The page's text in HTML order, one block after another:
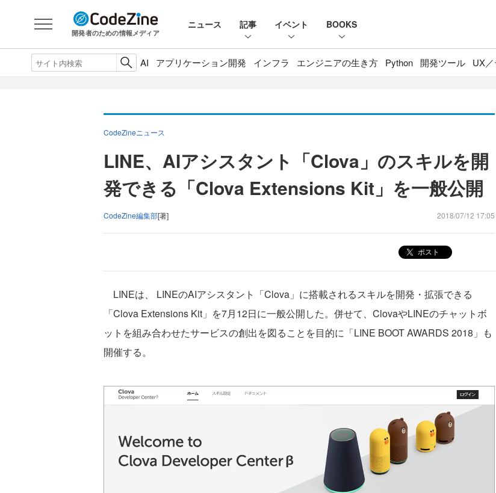
開発者のための情報メディア
ニュース 記事 イベント BOOKS
AI アプリケーション開発 インフラ エンジニアの生き方 Python 開発ツール UX
CodeZineニュース
LINE、AIアシスタント「Clova」のスキルを開
発できる「Clova Extensions Kit」を一般公開
CodeZine編集部[著] 2018/07/12 17:05
ポスト
LINEは、 LINEのAIアシスタント「Clova」に搭載されるスキルを開発・拡張できる
「Clova Extensions Kit」を7月12日に一般公開した。併せて、ClovaやLINEのチャットボ
ットを組み合わせたサービスの創出を図ることを目的に「LINE BOOT AWARDS 2018」も
開催する。